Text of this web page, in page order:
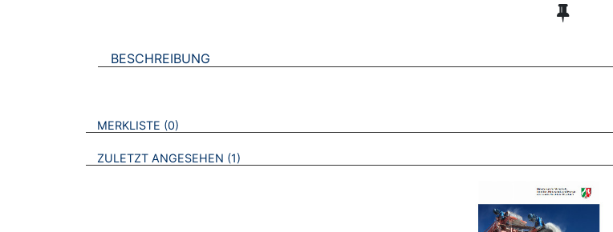
BESCHREIBUNG
VERWEISE AUF VERMERKTE- ODER ZULETZT ANGESEHENE BROSCHÜREN
MERKLISTE 0
ZULETZT ANGESEHEN 1